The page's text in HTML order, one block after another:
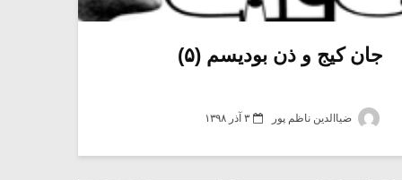
جان کیج و ذن بودیسم (۵)
ضیاالدین ناظم پور ۳ آذر ۱۳۹۸